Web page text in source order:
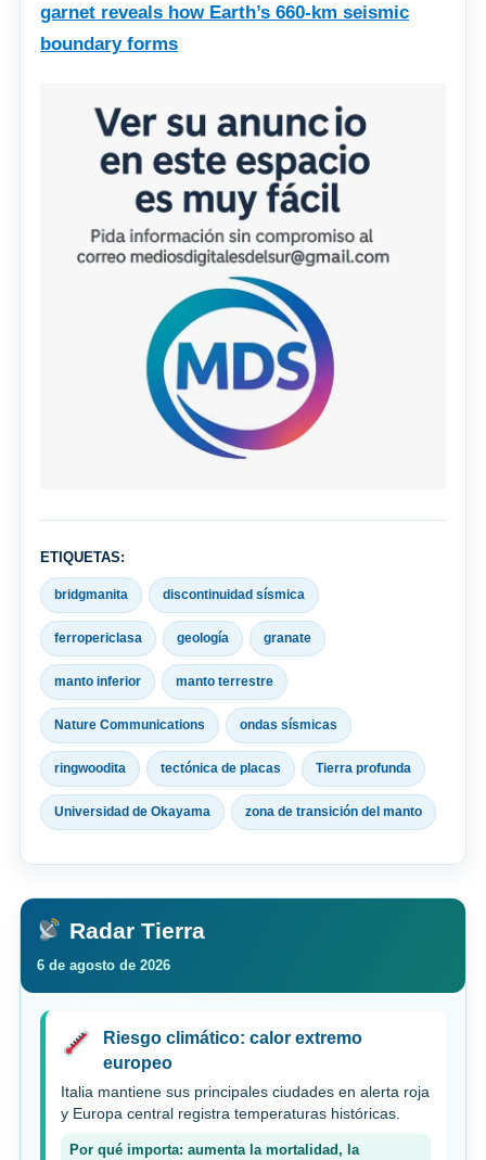
garnet reveals how Earth’s 660-km seismic
boundary forms
ETIQUETAS:
bridgmanita discontinuidad sísmica
ferropericlasa geología granate
manto inferior manto terrestre
Nature Communications ondas sísmicas
ringwoodita tectónica de placas Tierra profunda
Universidad de Okayama zona de transición del manto
Radar Tierra
6 de agosto de 2026
Riesgo climático: calor extremo
europeo
Italia mantiene sus principales ciudades en alerta roja
y Europa central registra temperaturas históricas.
Por qué importa: aumenta la mortalidad, la